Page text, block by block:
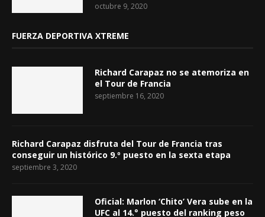
octubre 9, 2020
FUERZA DEPORTIVA XTREME
Richard Carapaz no se atemoriza en
el Tour de Francia
septiembre 16, 2020
Richard Carapaz disfruta del Tour de Francia tras
conseguir un histórico 9.º puesto en la sexta etapa
septiembre 3, 2020
Oficial: Marlon ‘Chito’ Vera sube en la
UFC al 14.° puesto del ranking peso